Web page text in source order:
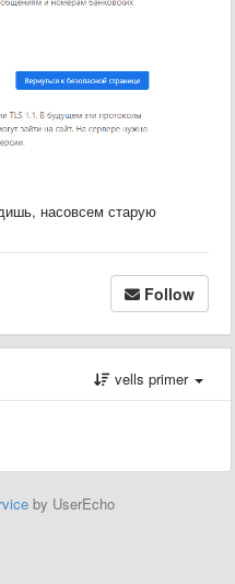
насовсем старую
Follow
vells primer
by UserEcho